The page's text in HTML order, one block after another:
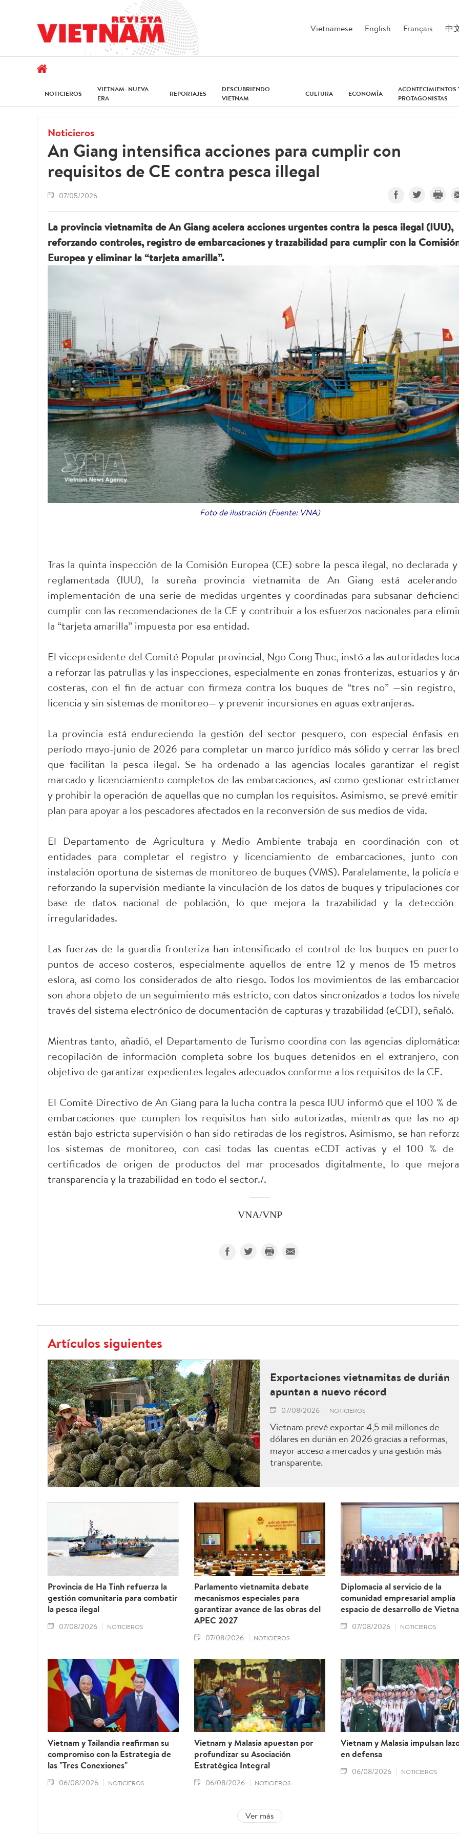
Vietnamese English Français 中
NOTICIEROS
VIETNAM- NUEVA
ERA
REPORTAJES
DESCUBRIENDO
VIETNAM
CULTURA ECONOMÍA
ACONTECIMIENTOS
PROTAGONISTAS
Noticieros
An Giang intensifica acciones para cumplir con
requisitos de CE contra pesca illegal
07/05/2026
La provincia vietnamita de An Giang acelera acciones urgentes contra la pesca ilegal (IUU),
reforzando controles, registro de embarcaciones y trazabilidad para cumplir con la
Europea y eliminar la “tarjeta amarilla”.
Foto de ilustración (Fuente: VNA)
Tras la quinta inspección de la Comisión Europea (CE) sobre la pesca ilegal, no declarada
reglamentada (IUU), la sureña provincia vietnamita de An Giang está
implementación de una serie de medidas urgentes y coordinadas para subsanar
cumplir con las recomendaciones de la CE y contribuir a los esfuerzos nacionales para
la “tarjeta amarilla” impuesta por esa entidad.
El vicepresidente del Comité Popular provincial, Ngo Cong Thuc, instó a las autoridades
a reforzar las patrullas y las inspecciones, especialmente en zonas fronterizas, estuarios y
costeras, con el fin de actuar con firmeza contra los buques de “tres no” —sin registro,
licencia y sin sistemas de monitoreo— y prevenir incursiones en aguas extranjeras.
La provincia está endureciendo la gestión del sector pesquero, con especial énfasis
período mayo-junio de 2026 para completar un marco jurídico más sólido y cerrar las
que facilitan la pesca ilegal. Se ha ordenado a las agencias locales garantizar el
marcado y licenciamiento completos de las embarcaciones, así como gestionar
y prohibir la operación de aquellas que no cumplan los requisitos. Asimismo, se prevé
plan para apoyar a los pescadores afectados en la reconversión de sus medios de vida.
El Departamento de Agricultura y Medio Ambiente trabaja en coordinación con
entidades para completar el registro y licenciamiento de embarcaciones, junto
instalación oportuna de sistemas de monitoreo de buques (VMS). Paralelamente, la policía
reforzando la supervisión mediante la vinculación de los datos de buques y tripulaciones
base de datos nacional de población, lo que mejora la trazabilidad y la detección
irregularidades.
Las fuerzas de la guardia fronteriza han intensificado el control de los buques en
puntos de acceso costeros, especialmente aquellos de entre 12 y menos de 15
eslora, así como los considerados de alto riesgo. Todos los movimientos de las
son ahora objeto de un seguimiento más estricto, con datos sincronizados a todos los
través del sistema electrónico de documentación de capturas y trazabilidad (eCDT), señaló.
Mientras tanto, añadió, el Departamento de Turismo coordina con las agencias
recopilación de información completa sobre los buques detenidos en el extranjero,
objetivo de garantizar expedientes legales adecuados conforme a los requisitos de la CE.
El Comité Directivo de An Giang para la lucha contra la pesca IUU informó que el 100 % de
embarcaciones que cumplen los requisitos han sido autorizadas, mientras que las no
están bajo estricta supervisión o han sido retiradas de los registros. Asimismo, se han
los sistemas de monitoreo, con casi todas las cuentas eCDT activas y el 100 % de
certificados de origen de productos del mar procesados digitalmente, lo que
transparencia y la trazabilidad en todo el sector./.
VNA/VNP
Artículos siguientes
Exportaciones vietnamitas de durián
apuntan a nuevo récord
07/08/2026 NOTICIEROS
Vietnam prevé exportar 4,5 mil millones de
dólares en durián en 2026 gracias a reformas,
mayor acceso a mercados y una gestión más
transparente.
Provincia de Ha Tinh refuerza la
gestión comunitaria para combatir
la pesca ilegal
07/08/2026 NOTICIEROS
Parlamento vietnamita debate
mecanismos especiales para
garantizar avance de las obras del
APEC 2027
07/08/2026 NOTICIEROS
Diplomacia al servicio de la
comunidad empresarial amplía
espacio de desarrollo de
07/08/2026 NOTICIEROS
Vietnam y Tailandia reafirman su
compromiso con la Estrategia de
las "Tres Conexiones"
06/08/2026 NOTICIEROS
Vietnam y Malasia apuestan por
profundizar su Asociación
Estratégica Integral
06/08/2026 NOTICIEROS
Vietnam y Malasia impulsan
en defensa
06/08/2026 NOTICIEROS
Ver más